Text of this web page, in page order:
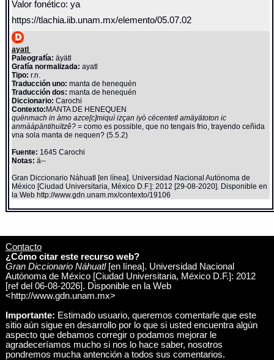
Valor fonético: ya
https://tlachia.iib.unam.mx/elemento/05.07.02
ayatl
Paleografía: äyätl
Grafía normalizada: ayatl
Tipo: r.n.
Traducción uno: manta de henequén
Traducción dos: manta de henequén
Diccionario:Carochi
Contexto: MANTA DE HENEQUEN
quënmach in àmo azce[c]miquì izçan iyò cëcentetl amäyätoton ic
anmààpäntihuïtzê?= como es possible, que no tengais frio, trayendo ceñida
vna sola manta de nequen? (5.5.2)
Fuente: 1645 Carochi
Notas: ä--
Gran Diccionario Náhuatl [en línea]. Universidad Nacional Autónoma de
México [Ciudad Universitaria, México D.F.]: 2012 [29-08-2020]. Disponible en
la Web http://www.gdn.unam.mx/contexto/19106
Contacto
¿Cómo citar este recurso web?
Gran Diccionario Náhuatl[en línea]. Universidad Nacional
Autónoma de México [Ciudad Universitaria, México D.F.]: 2012
[ref del 06-08-2026]. Disponible en la Web
<http://www.gdn.unam.mx>
Importante: Estimado usuario, queremos comentarle que este
sitio aún sigue en desarrollo por lo que si usted encuentra algún
aspecto que debamos corregir o podamos mejorar le
agradeceríamos mucho si nos lo hace saber, nosotros
pondremos mucha antención a todos sus comentarios.